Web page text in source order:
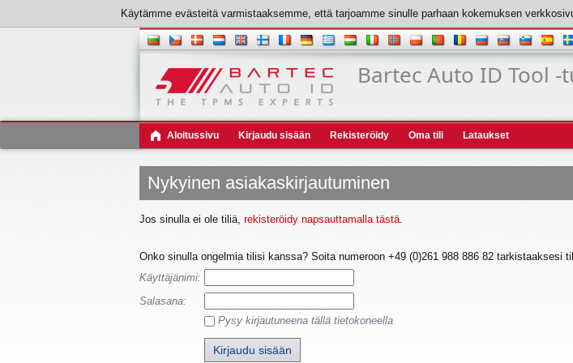
Käytämme evästeitä varmistaaksemme, että tarjoamme sinulle parhaan kokemuksen
Bartec Auto ID Tool -
Aloitussivu Kirjaudu sisään Rekisteröidy Oma tili Lataukset
Nykyinen asiakaskirjautuminen
Jos sinulla ei ole tiliä, rekisteröidy napsauttamalla tästä.
Onko sinulla ongelmia tilisi kanssa? Soita numeroon +49 (0)261 988 886 82 tarkistaaksesi
Käyttäjänimi:
Salasana:
Pysy kirjautuneena tällä tietokoneella